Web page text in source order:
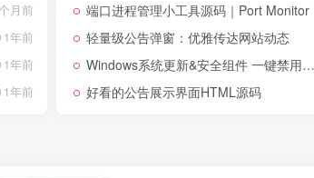
月前
1年前
1年前
1年前
端口进程管理小工具源码｜Port Monitor 端口卫士
轻量级公告弹窗：优雅传达网站动态
Windows系统更新&安全组件 一键禁用脚本.bat
好看的公告展示界面HTML源码